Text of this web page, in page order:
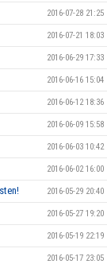
2016-07-28 21:25
2016-07-21 18:03
2016-06-29 17:33
2016-06-16 15:04
2016-06-12 18:36
2016-06-09 15:58
2016-06-03 10:42
2016-06-02 16:00
2016-05-29 20:40
2016-05-27 19:20
2016-05-19 22:19
2016-05-17 23:05